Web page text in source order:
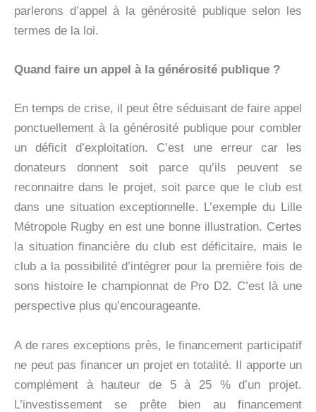
parlerons d’appel à la générosité publique selon les
termes de la loi.
Quand faire un appel à la générosité publique ?
En temps de crise, il peut être séduisant de faire appel
ponctuellement à la générosité publique pour combler
un déficit d’exploitation. C’est une erreur car les
donateurs donnent soit parce qu’ils peuvent se
reconnaitre dans le projet, soit parce que le club est
dans une situation exceptionnelle. L’exemple du Lille
Métropole Rugby en est une bonne illustration. Certes
la situation financière du club est déficitaire, mais le
club a la possibilité d’intégrer pour la première fois de
sons histoire le championnat de Pro D2. C’est là une
perspective plus qu’encourageante.
A de rares exceptions près, le financement participatif
ne peut pas financer un projet en totalité. Il apporte un
complément à hauteur de 5 à 25 % d’un projet.
L’investissement se prête bien au financement